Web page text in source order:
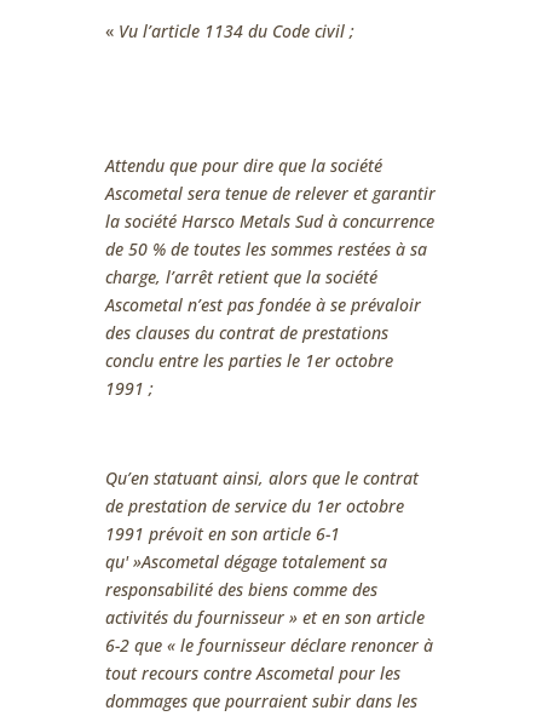
« Vu l’article 1134 du Code civil ;
Attendu que pour dire que la société
Ascometal sera tenue de relever et garantir
la société Harsco Metals Sud à concurrence
de 50 % de toutes les sommes restées à sa
charge, l’arrêt retient que la société
Ascometal n’est pas fondée à se prévaloir
des clauses du contrat de prestations
conclu entre les parties le 1er octobre
1991 ;
Qu’en statuant ainsi, alors que le contrat
de prestation de service du 1er octobre
1991 prévoit en son article 6-1
qu' »Ascometal dégage totalement sa
responsabilité des biens comme des
activités du fournisseur » et en son article
6-2 que « le fournisseur déclare renoncer à
tout recours contre Ascometal pour les
dommages que pourraient subir dans les